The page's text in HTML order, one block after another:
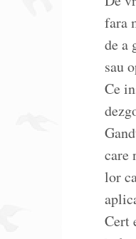
fara
de a
sau
Ce
care
lor
Cert